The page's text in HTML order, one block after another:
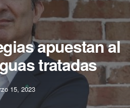
apuestan al
tratadas
15, 2023